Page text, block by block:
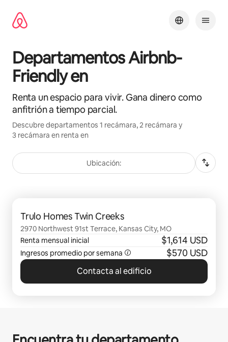
contenido
Departamentos Airbnb-
Friendly en
Renta un espacio para vivir. Gana dinero como
anfitrión a tiempo parcial.
Descubre departamentos 1 recámara, 2 recámara y
3 recámara en renta en
Ubicación:
Trulo Homes Twin Creeks
2970 Northwest 91st Terrace, Kansas City, MO
Renta mensual inicial
$1,614 USD
Ingresos promedio por semana $570 USD
Contacta al edificio